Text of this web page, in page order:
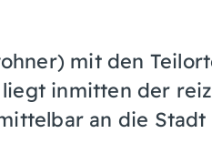
mit den
inmitten der
an die Stadt